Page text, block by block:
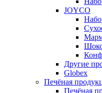
JOYCO
Другие
Globex
Печёная
Печёная